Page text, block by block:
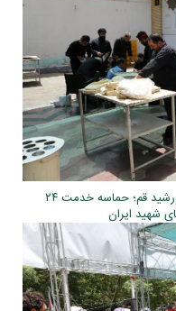
گزارش تصویری ۵ /میزبانی کریمانه در سایه خورشید قم؛ حماسه خدمت ۲۴
شهید ایران